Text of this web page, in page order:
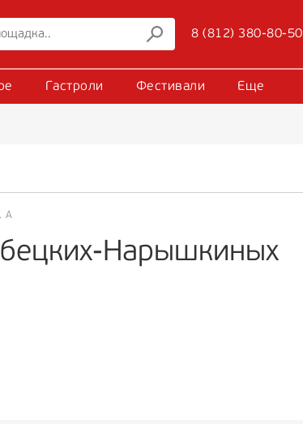
8 (812) 380-80-50
Гастроли Фестивали Еще
А
Нарышкиных